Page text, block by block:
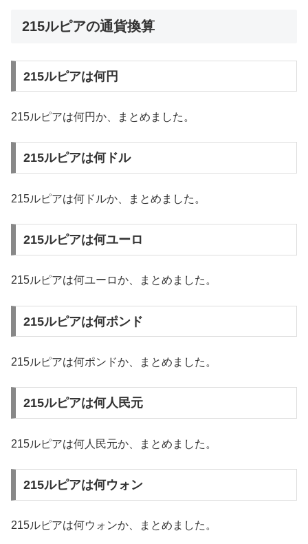
215ルピアの通貨換算
215ルピアは何円
215ルピアは何円か、まとめました。
215ルピアは何ドル
215ルピアは何ドルか、まとめました。
215ルピアは何ユーロ
215ルピアは何ユーロか、まとめました。
215ルピアは何ポンド
215ルピアは何ポンドか、まとめました。
215ルピアは何人民元
215ルピアは何人民元か、まとめました。
215ルピアは何ウォン
215ルピアは何ウォンか、まとめました。